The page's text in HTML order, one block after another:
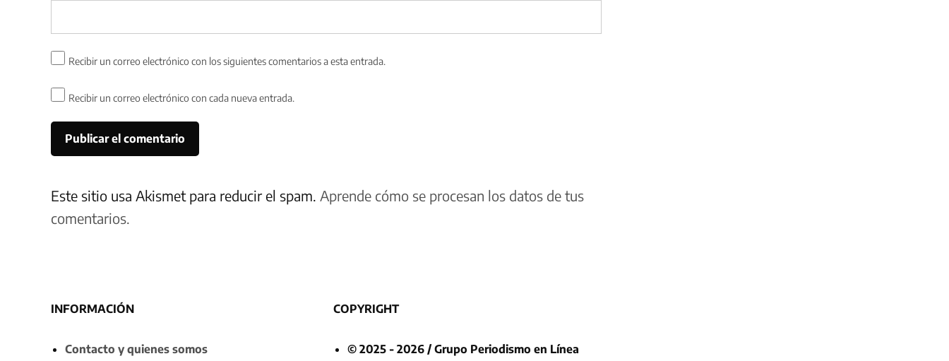
Recibir un correo electrónico con los siguientes comentarios a esta entrada.
Recibir un correo electrónico con cada nueva entrada.
Este sitio usa Akismet para reducir el spam. Aprende cómo se procesan los datos de tus
comentarios.
INFORMACIÓN
Contacto y quienes somos
COPYRIGHT
© 2025 - 2026 / Grupo Periodismo en Línea